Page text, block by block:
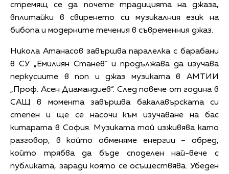
стремящ се да почете традицията на джаза,
вплитайки в свиренето си музикалния език на
бибопа и модерните течения в съвременния джаз.
Никола Атанасов завършва паралелка с барабани
в СУ „Емилиян Станев“ и продължава да изучава
перкусиите в поп и джаз музиката в АМТИИ
„Проф. Асен Диамандиев“. След повече от година в
САЩ в момента завършва бакалавърската си
степен и ще се насочи към изучаване на бас
китарата в София. Музиката той изживява като
разговор, в който обменяме енергии – обред,
който трябва да бъде споделен най-вече с
публиката, заради която се осъществява. Убеден